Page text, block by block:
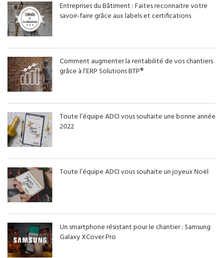
Entreprises du Bâtiment : Faites reconnaitre votre
savoir-faire grâce aux labels et certifications
Comment augmenter la rentabilité de vos chantiers
grâce à l’ERP Solutions BTP®
Toute l’équipe ADCI vous souhaite une bonne année
2022
Toute l’équipe ADCI vous souhaite un joyeux Noël
Un smartphone résistant pour le chantier : Samsung
Galaxy XCover Pro